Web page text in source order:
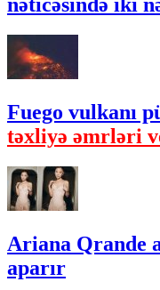
nəticəsində iki
Fuego vulkanı
təxliyə əmrləri
Ariana Qrande
aparır